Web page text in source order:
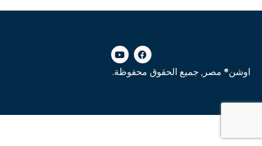
اوشن® مصر, جميع الحقوق محفوظة.